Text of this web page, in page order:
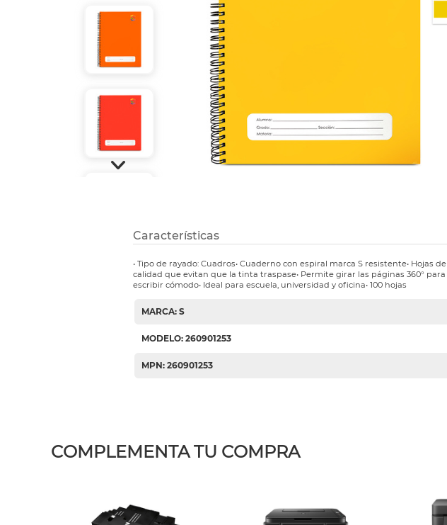
Características
• Tipo de rayado: Cuadros• Cuaderno con espiral marca S resistente• Hojas de
calidad que evitan que la tinta traspase• Permite girar las páginas 360° para
escribir cómodo• Ideal para escuela, universidad y oficina• 100 hojas
MARCA: S
MODELO: 260901253
MPN: 260901253
COMPLEMENTA TU COMPRA